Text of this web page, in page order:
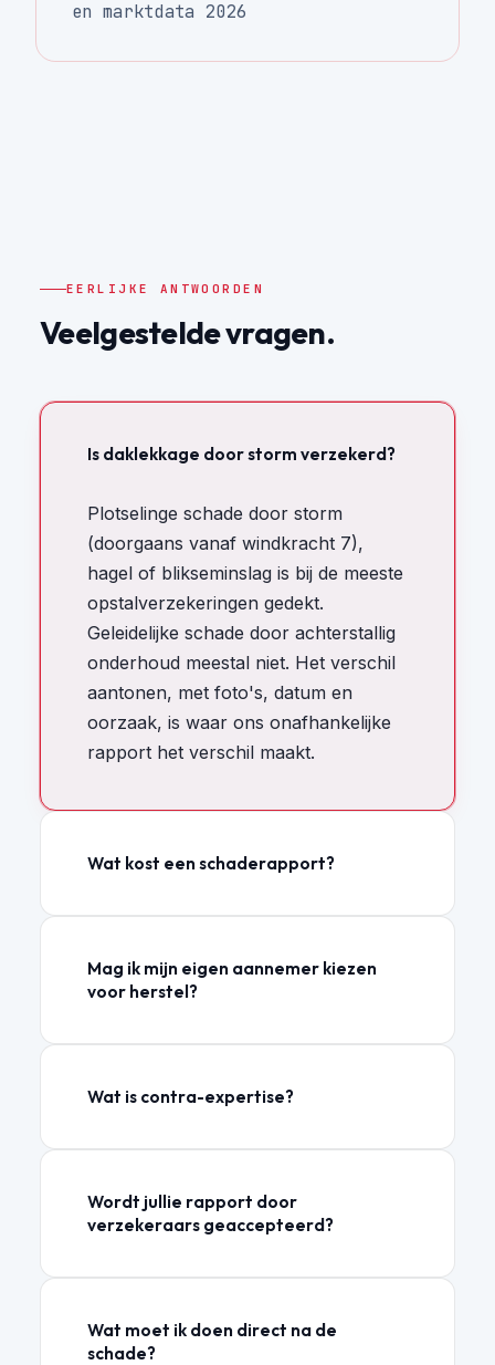
en marktdata 2026
EERLIJKE ANTWOORDEN
Veelgestelde vragen.
Is daklekkage door storm verzekerd?
Plotselinge schade door storm
(doorgaans vanaf windkracht 7),
hagel of blikseminslag is bij de meeste
opstalverzekeringen gedekt.
Geleidelijke schade door achterstallig
onderhoud meestal niet. Het verschil
aantonen, met foto's, datum en
oorzaak, is waar ons onafhankelijke
rapport het verschil maakt.
Wat kost een schaderapport?
Mag ik mijn eigen aannemer kiezen
voor herstel?
Wat is contra-expertise?
Wordt jullie rapport door
verzekeraars geaccepteerd?
Wat moet ik doen direct na de
schade?